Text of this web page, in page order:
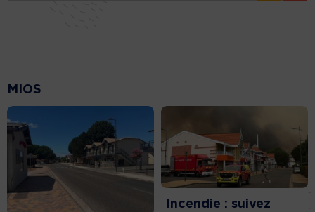
MIOS
Incendie : suivez